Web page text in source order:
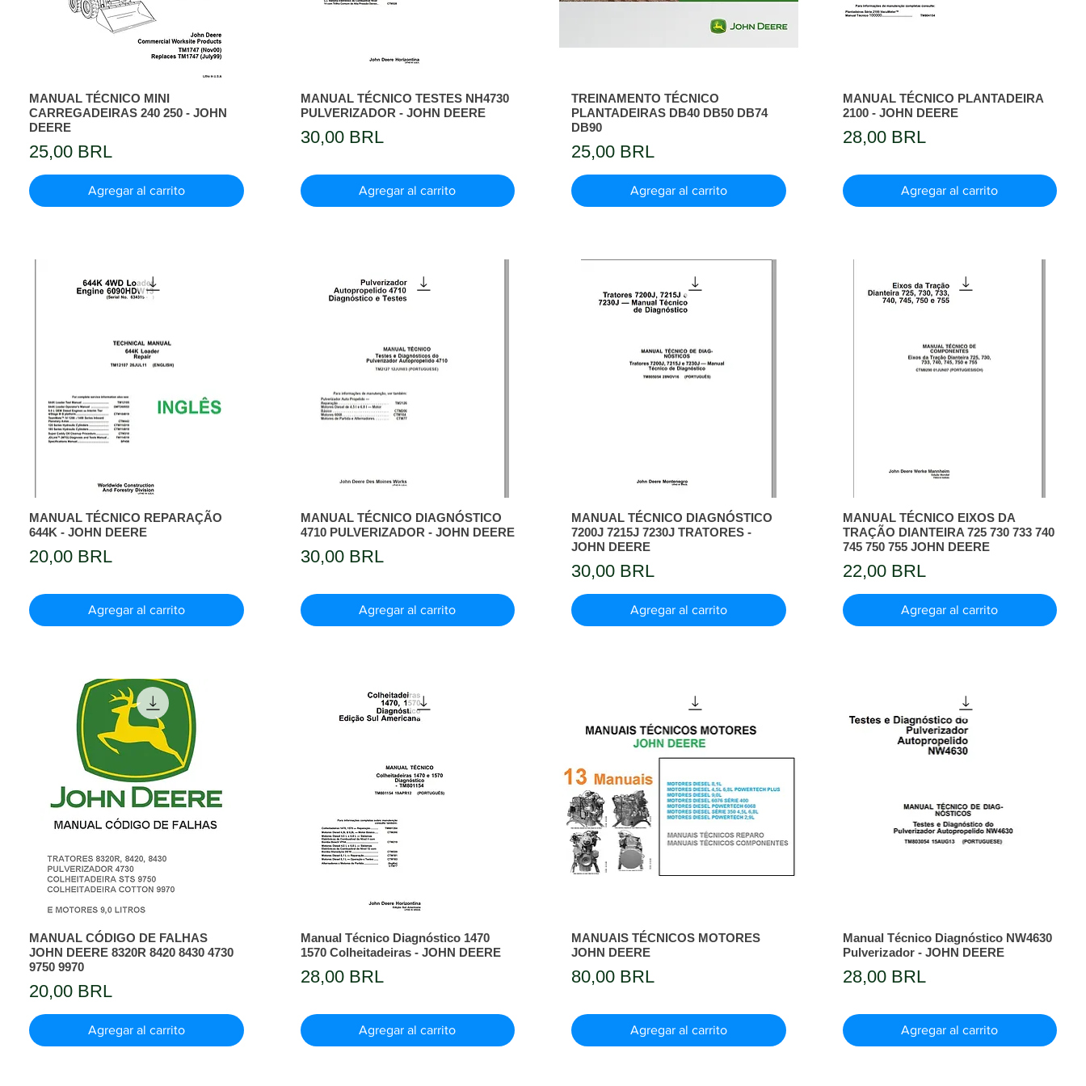
MANUAL TÉCNICO MINI
CARREGADEIRAS 240 250 - JOHN
DEERE
Precio
25,00 BRL
Agregar al carrito
MANUAL TÉCNICO TESTES NH4730
PULVERIZADOR - JOHN DEERE
Precio
30,00 BRL
Agregar al carrito
TREINAMENTO TÉCNICO
PLANTADEIRAS DB40 DB50 DB74
DB90
Precio
25,00 BRL
Agregar al carrito
MANUAL TÉCNICO PLANTADEIRA
2100 - JOHN DEERE
Precio
28,00 BRL
Agregar al carrito
MANUAL TÉCNICO REPARAÇÃO
644K - JOHN DEERE
Precio
20,00 BRL
Agregar al carrito
MANUAL TÉCNICO DIAGNÓSTICO
4710 PULVERIZADOR - JOHN DEERE
Precio
30,00 BRL
Agregar al carrito
MANUAL TÉCNICO DIAGNÓSTICO
7200J 7215J 7230J TRATORES -
JOHN DEERE
Precio
30,00 BRL
Agregar al carrito
MANUAL TÉCNICO EIXOS DA
TRAÇÃO DIANTEIRA 725 730 733 740
745 750 755 JOHN DEERE
Precio
22,00 BRL
Agregar al carrito
MANUAL CÓDIGO DE FALHAS
JOHN DEERE 8320R 8420 8430 4730
9750 9970
Precio
20,00 BRL
Agregar al carrito
Manual Técnico Diagnóstico 1470
1570 Colheitadeiras - JOHN DEERE
Precio
28,00 BRL
Agregar al carrito
MANUAIS TÉCNICOS MOTORES
JOHN DEERE
Precio
80,00 BRL
Agregar al carrito
Manual Técnico Diagnóstico NW4630
Pulverizador - JOHN DEERE
Precio
28,00 BRL
Agregar al carrito